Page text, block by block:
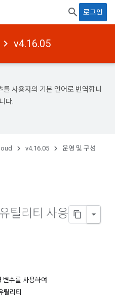
로그인
v4.16.05
사용자의 기본 언어로 번역합니
다.
v4.16.05 운영 및 구성
틸리티 사용
변수를 사용하여
리티